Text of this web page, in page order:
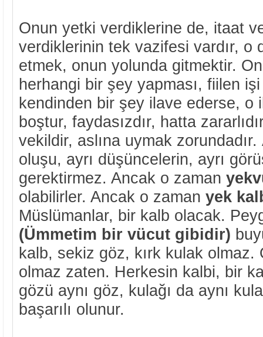
Onun yetki verdiklerine de, itaat
verdiklerinin tek vazifesi vardır, o
etmek, onun yolunda gitmektir.
herhangi bir şey yapması, fiilen işi
kendinden bir şey ilave ederse, o
boştur, faydasızdır, hatta
vekildir, aslına uymak zorundadır.
oluşu, ayrı düşüncelerin, ayrı
gerektirmez. Ancak o zaman
olabilirler. Ancak o zaman yek
Müslümanlar, bir kalb olacak.
(Ümmetim bir vücut gibidir)
kalb, sekiz göz, kırk kulak olmaz.
olmaz zaten. Herkesin kalbi, bir
gözü aynı göz, kulağı da aynı
başarılı olunur.